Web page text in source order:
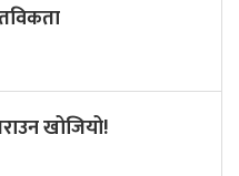
खोजियो!